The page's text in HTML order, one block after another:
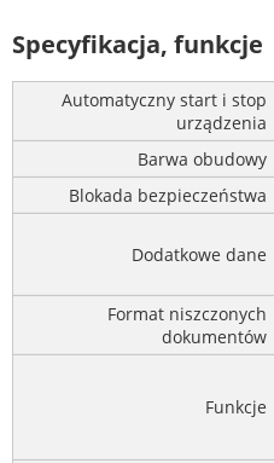
Specyfikacja, funkcje
Automatyczny start i stop
urządzenia
Barwa obudowy
Blokada bezpieczeństwa
Dodatkowe dane
Format niszczonych
dokumentów
Funkcje